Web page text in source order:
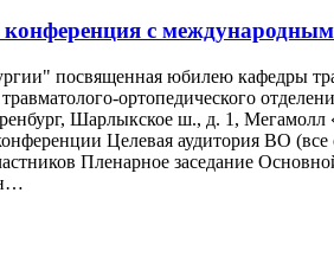
с
посвященная юбилею кафедры
ортопедического
Шарлыкское ш., д. 1,
Целевая аудитория ВО
Пленарное заседание